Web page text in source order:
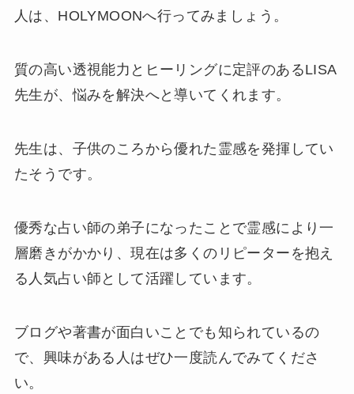
人は、HOLYMOONへ行ってみましょう。
質の高い透視能力とヒーリングに定評のあるLISA
先生が、悩みを解決へと導いてくれます。
先生は、子供のころから優れた霊感を発揮してい
たそうです。
優秀な占い師の弟子になったことで霊感により一
層磨きがかかり、現在は多くのリピーターを抱え
る人気占い師として活躍しています。
ブログや著書が面白いことでも知られているの
で、興味がある人はぜひ一度読んでみてくださ
い。